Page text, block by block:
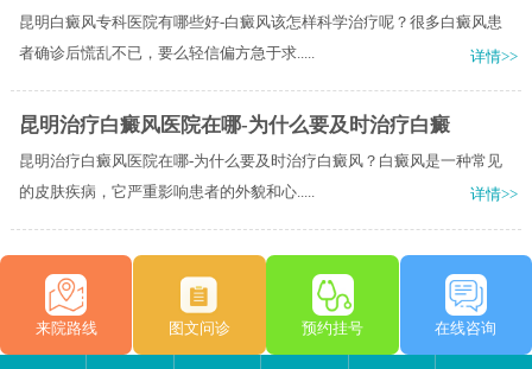
昆明白癜风专科医院有哪些好-白癜风该怎样科学治疗呢？很多白癜风患
者确诊后慌乱不已，要么轻信偏方急于求.....
详情>>
昆明治疗白癜风医院在哪-为什么要及时治疗白癜
昆明治疗白癜风医院在哪-为什么要及时治疗白癜风？白癜风是一种常见
的皮肤疾病，它严重影响患者的外貌和心.....
详情>>
来院路线 图文问诊 预约挂号 在线咨询